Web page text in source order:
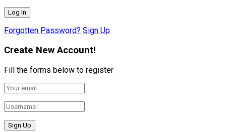
Forgotten Password? Sign Up
Create New Account!
Fill the forms below to register